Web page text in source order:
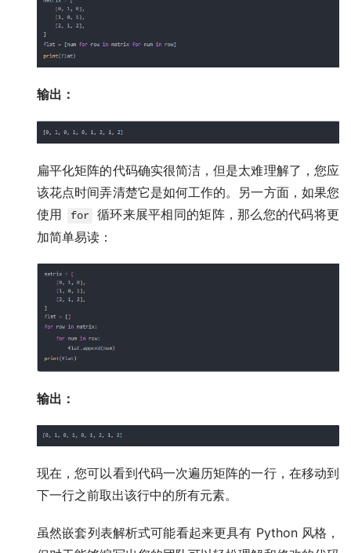
输出：
扁平化矩阵的代码确实很简洁，但是太难理解了，您应
该花点时间弄清楚它是如何工作的。另一方面，如果您
使用
for
循环来展平相同的矩阵，那么您的代码将更
加简单易读：
输出：
现在，您可以看到代码一次遍历矩阵的一行，在移动到
下一行之前取出该行中的所有元素。
虽然嵌套列表解析式可能看起来更具有 Python 风格，